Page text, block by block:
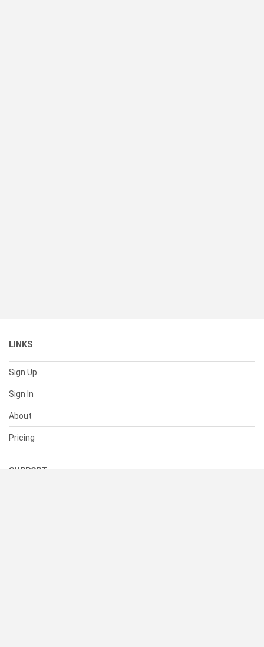
LINKS
Sign Up
Sign In
About
Pricing
SUPPORT